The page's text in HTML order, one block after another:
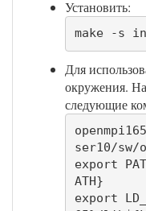
Установить:
make -s
Для
окружения.
следующие
ser10/sw/
export
ATH}
export